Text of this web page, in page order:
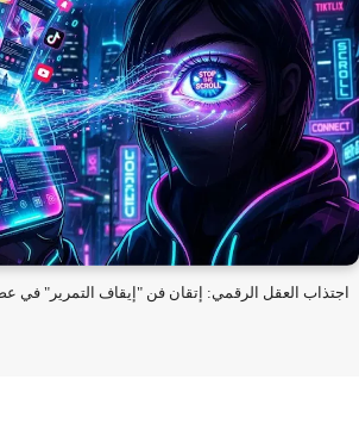
العقل الرقمي: إتقان فن "إيقاف التمرير" في عصر